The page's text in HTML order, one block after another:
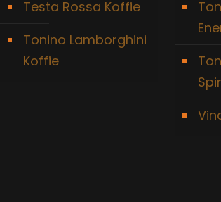
Testa Rossa Koffie
Tonino Lamborghini
Koffie